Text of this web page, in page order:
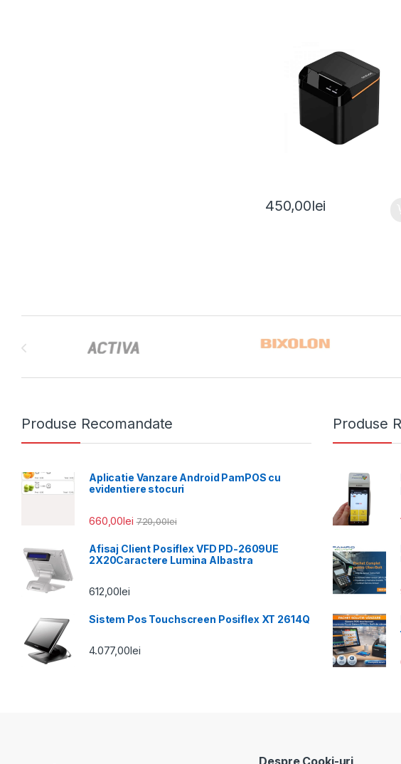
450,00lei
Produse Recomandate
Aplicatie Vanzare Android PamPOS cu
evidentiere stocuri
660,00lei 720,00lei
Afisaj Client Posiflex VFD PD-2609UE
2X20Caractere Lumina Albastra
612,00lei
Sistem Pos Touchscreen Posiflex XT 2614Q
4.077,00lei
Produse